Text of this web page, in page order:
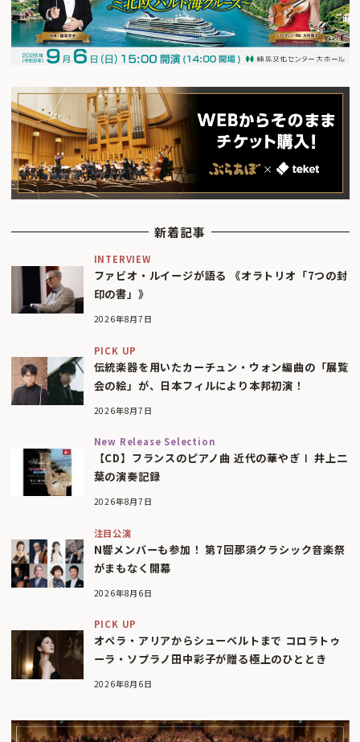
新着記事
INTERVIEW
ファビオ・ルイージが語る 《オラトリオ「7つの封
印の書」》
2026年8月7日
PICK UP
伝統楽器を用いたカーチュン・ウォン編曲の「展覧
会の絵」が、日本フィルにより本邦初演！
2026年8月7日
New Release Selection
【CD】フランスのピアノ曲 近代の華やぎⅠ 井上二
葉の演奏記録
2026年8月7日
注目公演
N響メンバーも参加！ 第7回那須クラシック音楽祭
がまもなく開幕
2026年8月6日
PICK UP
オペラ・アリアからシューベルトまで コロラトゥ
ーラ・ソプラノ田中彩子が贈る極上のひととき
2026年8月6日